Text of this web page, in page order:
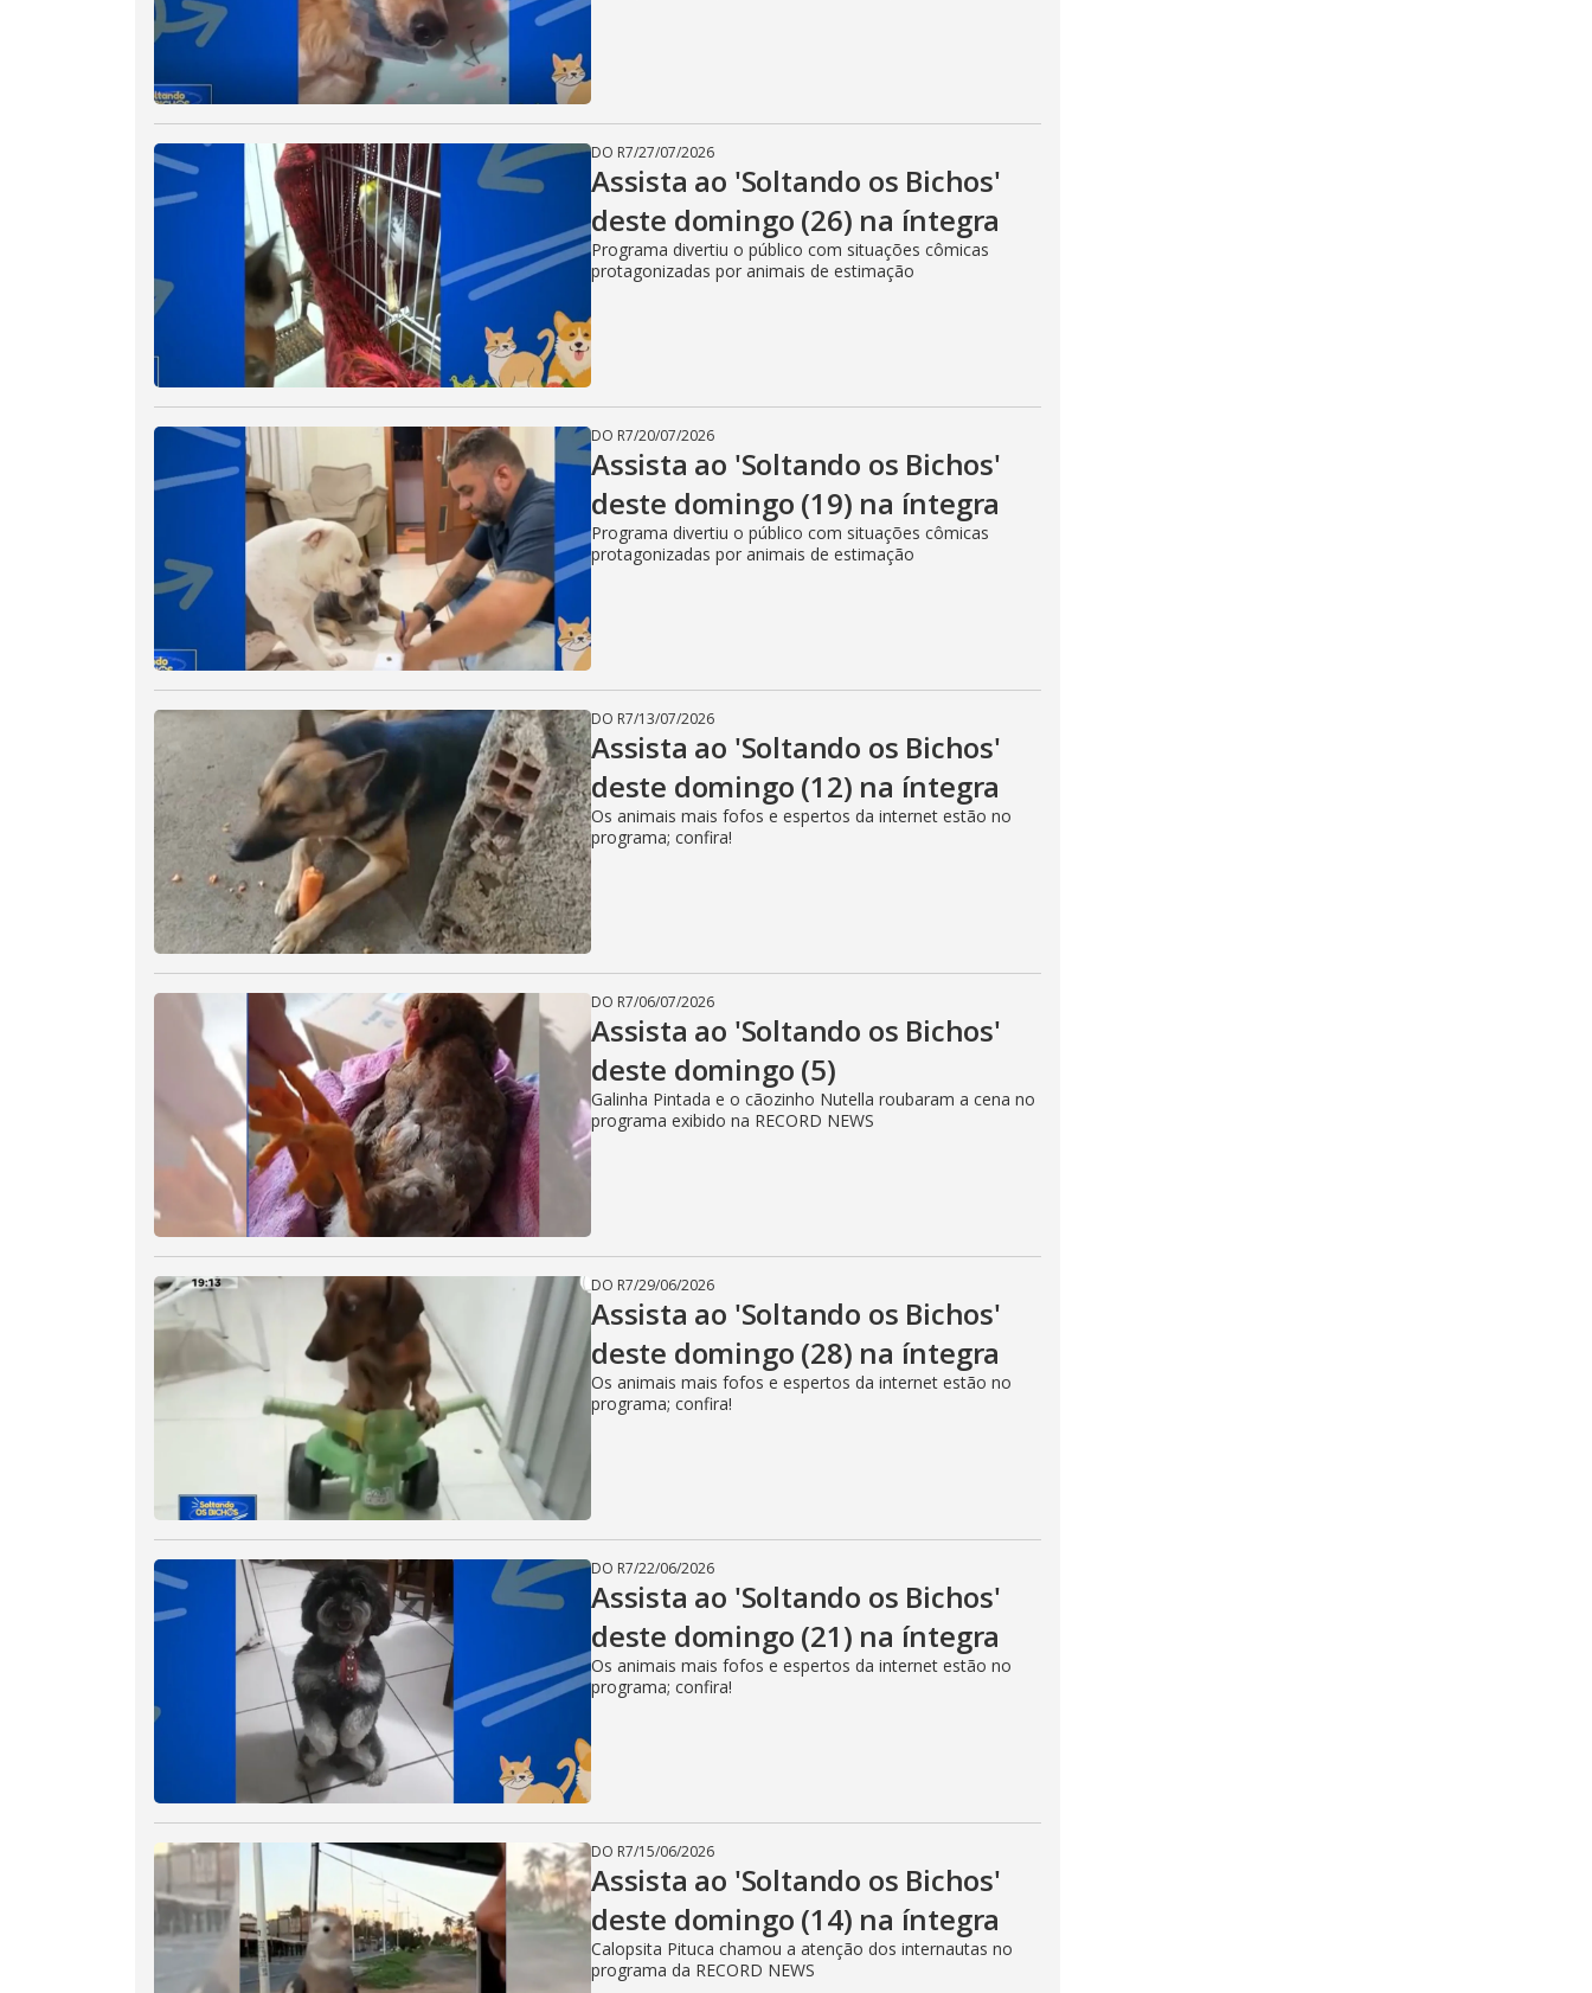
DO R7/27/07/2026
Assista ao 'Soltando os Bichos'
deste domingo (26) na íntegra
Programa divertiu o público com situações cômicas
protagonizadas por animais de estimação
DO R7/20/07/2026
Assista ao 'Soltando os Bichos'
deste domingo (19) na íntegra
Programa divertiu o público com situações cômicas
protagonizadas por animais de estimação
DO R7/13/07/2026
Assista ao 'Soltando os Bichos'
deste domingo (12) na íntegra
Os animais mais fofos e espertos da internet estão no
programa; confira!
DO R7/06/07/2026
Assista ao 'Soltando os Bichos'
deste domingo (5)
Galinha Pintada e o cãozinho Nutella roubaram a cena no
programa exibido na RECORD NEWS
DO R7/29/06/2026
Assista ao 'Soltando os Bichos'
deste domingo (28) na íntegra
Os animais mais fofos e espertos da internet estão no
programa; confira!
DO R7/22/06/2026
Assista ao 'Soltando os Bichos'
deste domingo (21) na íntegra
Os animais mais fofos e espertos da internet estão no
programa; confira!
DO R7/15/06/2026
Assista ao 'Soltando os Bichos'
deste domingo (14) na íntegra
Calopsita Pituca chamou a atenção dos internautas no
programa da RECORD NEWS